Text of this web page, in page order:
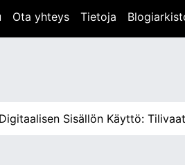
Ota yhteys Tietoja
Sisällön Käyttö: